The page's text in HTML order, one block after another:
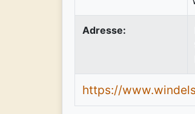
Adresse:
https://